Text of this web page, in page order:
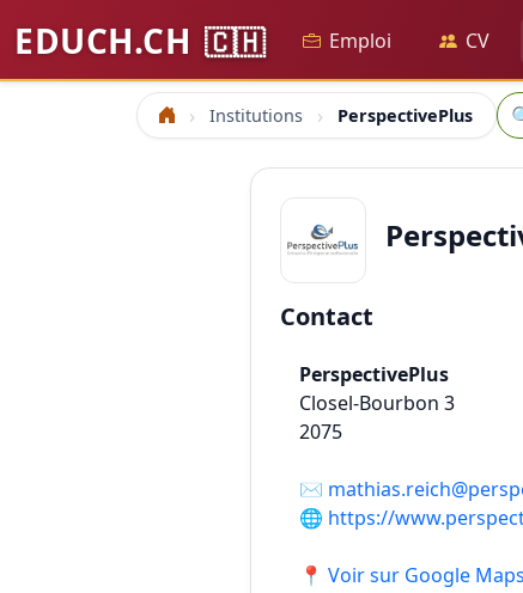
EDUCH.CH 🇨🇭 Emploi CV
Accueil Institutions PerspectivePlus
Contact
PerspectivePlus
Closel-Bourbon 3
2075
✉️
🌐 https://
📍 Voir sur Google Maps